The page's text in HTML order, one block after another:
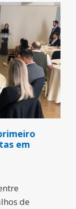
em
de